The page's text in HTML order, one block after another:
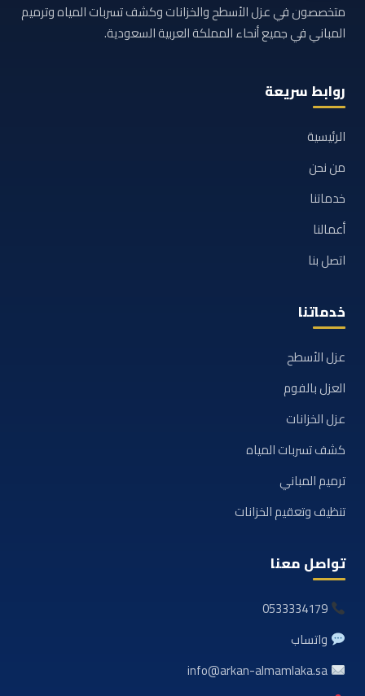
متخصصون في عزل الأسطح والخزانات وكشف تسربات المياه وترميم
المباني في جميع أنحاء المملكة العربية السعودية.
روابط سريعة
الرئيسية
من نحن
خدماتنا
أعمالنا
اتصل بنا
خدماتنا
عزل الأسطح
العزل بالفوم
عزل الخزانات
كشف تسربات المياه
ترميم المباني
تنظيف وتعقيم الخزانات
تواصل معنا
0533334179
واتساب
info@arkan-almamlaka.sa